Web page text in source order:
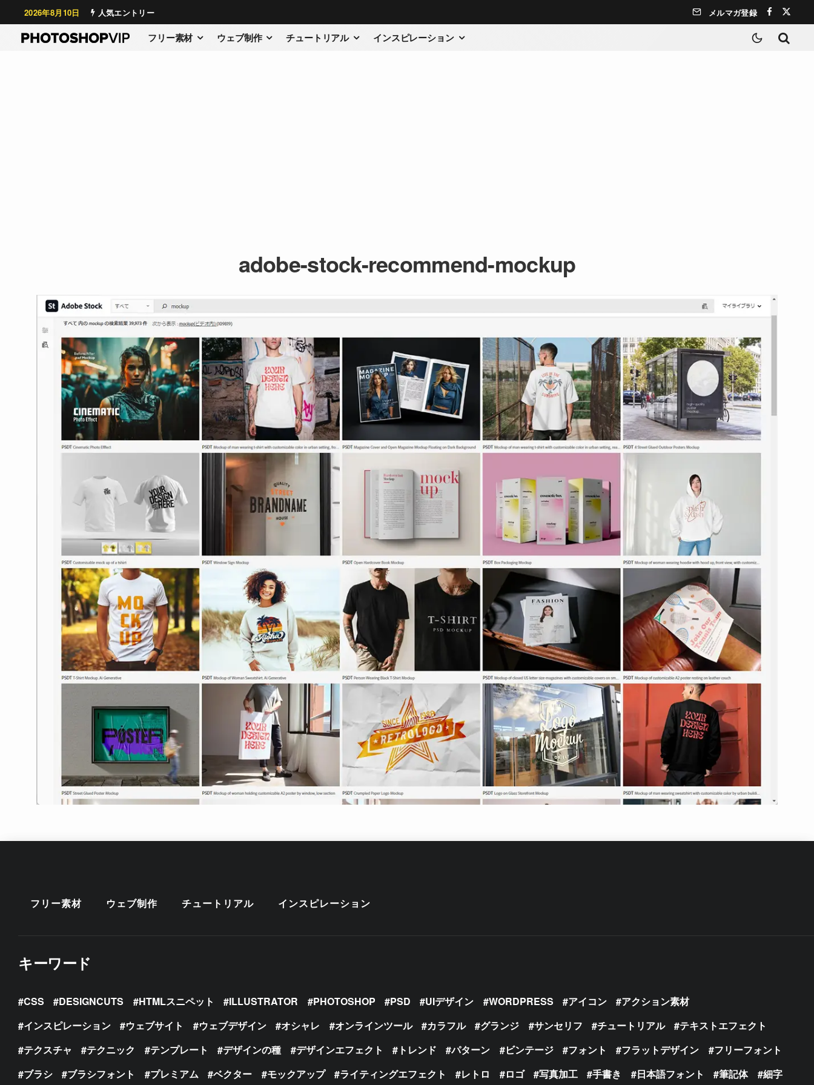
2026年8月10日 人気エントリー メルマガ登録
フリー素材 ウェブ制作 チュートリアル インスピレーション
adobe-stock-recommend-mockup
フリー素材 ウェブ制作 チュートリアル インスピレーション
キーワード
CSS DESIGNCUTS HTMLスニペット ILLUSTRATOR PHOTOSHOP PSD UIデザイン WORDPRESS アイコン
アクション素材
インスピレーション
ウェブサイト ウェブデザイン オシャレ オンラインツール カラフル グランジ サンセリフ チュートリアル
テキストエフェクト
テクスチャ
テクニック テンプレート デザインの種 デザインエフェクト トレンド パターン ビンテージ フォント フラットデザイン
フリーフォント
ブラシ
ブラシフォント プレミアム ベクター モックアップ ライティングエフェクト レトロ ロゴ 写真加工 手書き 日本語フォント 筆記体 細字